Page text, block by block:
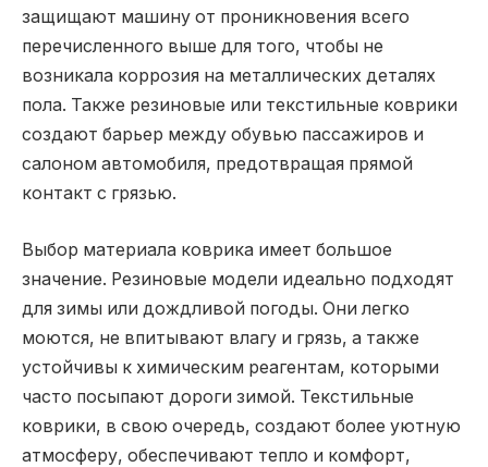
защищают машину от проникновения всего
перечисленного выше для того, чтобы не
возникала коррозия на металлических деталях
пола. Также резиновые или текстильные коврики
создают барьер между обувью пассажиров и
салоном автомобиля, предотвращая прямой
контакт с грязью.
Выбор материала коврика имеет большое
значение. Резиновые модели идеально подходят
для зимы или дождливой погоды. Они легко
моются, не впитывают влагу и грязь, а также
устойчивы к химическим реагентам, которыми
часто посыпают дороги зимой. Текстильные
коврики, в свою очередь, создают более уютную
атмосферу, обеспечивают тепло и комфорт,